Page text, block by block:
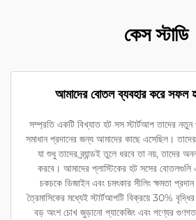
কেস স্টাডি
আমাদের বোতল ব্যবহার করে সফল
সম্প্রতি একটি বিখ্যাত হট সস স্টার্টআপ তাদের নতুন
সমাধান প্রদানের জন্য আমাদের কাছে এসেছিল।
যা শুধু তাদের ব্র্যান্ডই তুলে ধরবে তা নয়, তাদের
করবে। আমাদের প্লাস্টিকের হট সসের বোতলগুলি
চকচকে ডিজাইন এবং চমৎকার সীলিং ক্ষমতা
ত্রৈমাসিকের মধ্যেই স্টার্টআপটি বিক্রয়ে 30%
বড় অংশ চোখ জুড়ানো প্যাকেজিং এবং পণ্যের গুণগত